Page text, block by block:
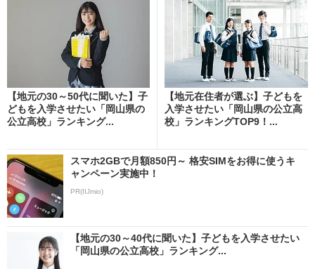
【地元の30～50代に聞いた】子
どもを入学させたい「岡山県の
公立高校」ランキング...
【地元在住者が選ぶ】子どもを
入学させたい「岡山県の公立高
校」ランキングTOP9！...
スマホ2GBで月額850円～ 格安SIMをお得に使うキ
ャンペーン実施中！
PR(IIJmio)
【地元の30～40代に聞いた】子どもを入学させたい
「岡山県の公立高校」ランキング...